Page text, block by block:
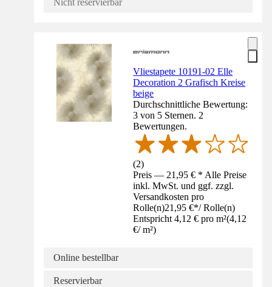
Vliestapete 10191-02 Elle
Decoration 2 Grafisch Kreise
beige
Durchschnittliche Bewertung:
3 von 5 Sternen. 2
Bewertungen.
(2)
Preis — 21,95 € * Alle Preise
inkl. MwSt. und ggf. zzgl.
Versandkosten pro
Rolle(n)21,95 €*/ Rolle(n)
Entspricht 4,12 € pro m²(4,12
€/ m²)
Online bestellbar
Reservierbar